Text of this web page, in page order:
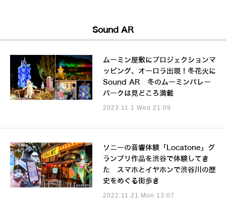
Sound AR
ムーミン屋敷にプロジェクションマ
ッピング、オーロラ出現！冬花火に
Sound AR 冬のムーミンバレー
パークは見どころ満載
2023.11.1 Wed 21:09
ソニーの音響体験「Locatone」グ
ランプリ作品を渋谷で体験してき
た スマホとイヤホンで渋谷川の歴
史をめぐる街歩き
2022.11.21 Mon 13:07